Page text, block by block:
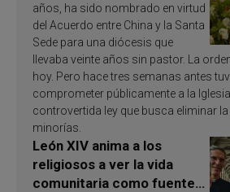
años, ha sido nombrado en virtud
del Acuerdo entre China y la Santa
Sede para una diócesis que
llevaba veinte años sin pastor. La
hoy. Pero hace tres semanas antes
comprometer públicamente a la
controvertida ley que busca eliminar
minorías.
León XIV anima a los
religiosos a ver la vida
comunitaria como fuente